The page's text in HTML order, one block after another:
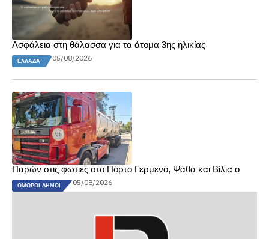
Ασφάλεια στη θάλασσα για τα άτομα 3ης ηλικίας
ΕΛΛΆΔΑ 05/08/2026
Παρών στις φωτιές στο Πόρτο Γερμενό, Ψάθα και Βίλια ο
ΌΜΟΡΟΙ ΔΉΜΟΙ 05/08/2026